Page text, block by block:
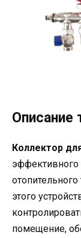
Описание
Коллектор
эффективного
этого
помещение,